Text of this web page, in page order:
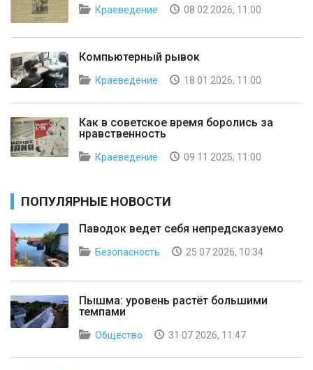
Краеведение 08 02 2026, 11:00
Компьютерный рывок
Краеведение 18 01 2026, 11:00
Как в советское время боролись за
нравственность
Краеведение 09 11 2025, 11:00
ПОПУЛЯРНЫЕ НОВОСТИ
Паводок ведет себя непредсказуемо
Безопасность 25 07 2026, 10:34
Пышма: уровень растёт большими
темпами
Общество 31 07 2026, 11:47